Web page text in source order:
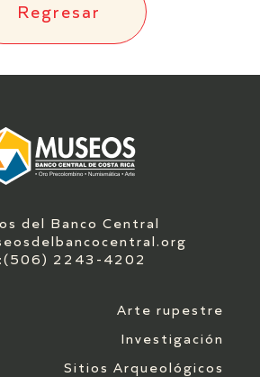
Regresar
del Banco Central
2243-4202
Arte rupestre
Investigación
Sitios Arqueológicos